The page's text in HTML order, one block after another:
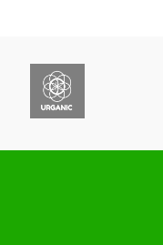
las fases de
crecimiento y
floración de la